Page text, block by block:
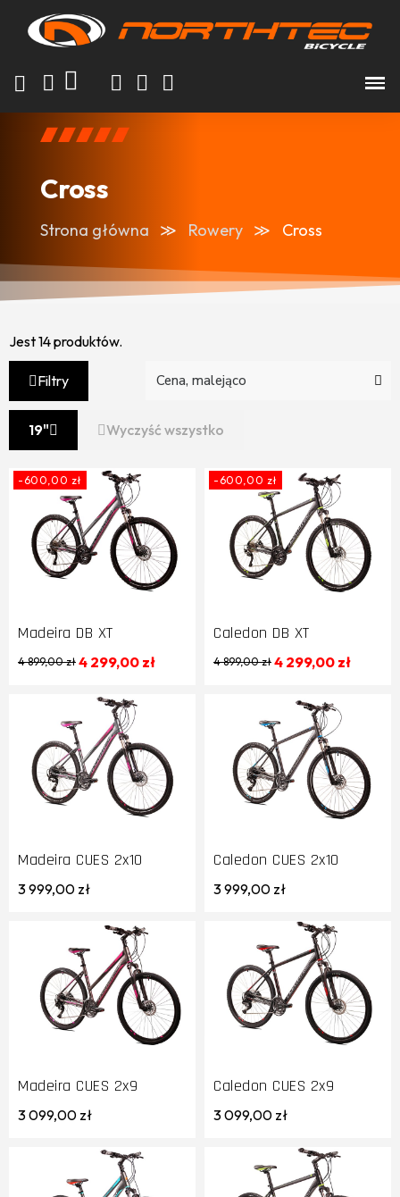
Cross
Strona główna Rowery Cross
Jest 14 produktów.
Filtry
19" Wyczyść wszystko
-600,00 zł
Madeira DB XT
4 899,00 zł 4 299,00 zł
-600,00 zł
Caledon DB XT
4 899,00 zł 4 299,00 zł
Madeira CUES 2x10
3 999,00 zł
Caledon CUES 2x10
3 999,00 zł
Madeira CUES 2x9
3 099,00 zł
Caledon CUES 2x9
3 099,00 zł